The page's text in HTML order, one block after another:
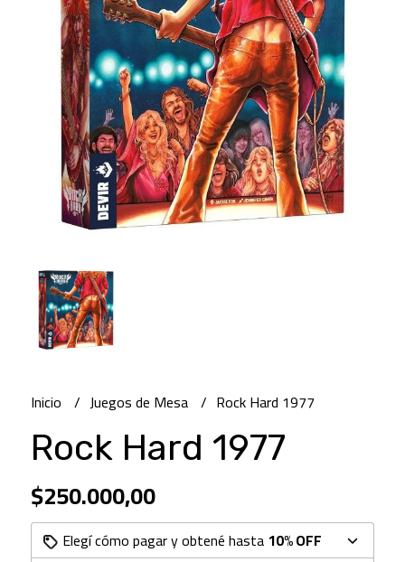
Inicio Juegos de Mesa Rock Hard 1977
Rock Hard 1977
$250.000,00
Elegí cómo pagar y obtené hasta 10% OFF